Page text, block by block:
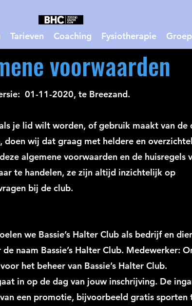
Tarieven Coaching Fysiotherapie
voorwaarden
01-11-2020, te Breezand.
je lid wilt worden, of gebruik maakt van de
doen wij dat graag met heldere en
algemene voorwaarden en de huisregels
te handelen, ze zijn altijd inzichtelijk op
bij de club.
we Bassie’s Halter Club als bedrijf en
naam Bassie’s Halter Club. Medewerker:
het beheer van Bassie’s Halter Club.
in op de dag van jouw inschrijving. De
een promotie, bijvoorbeeld gratis